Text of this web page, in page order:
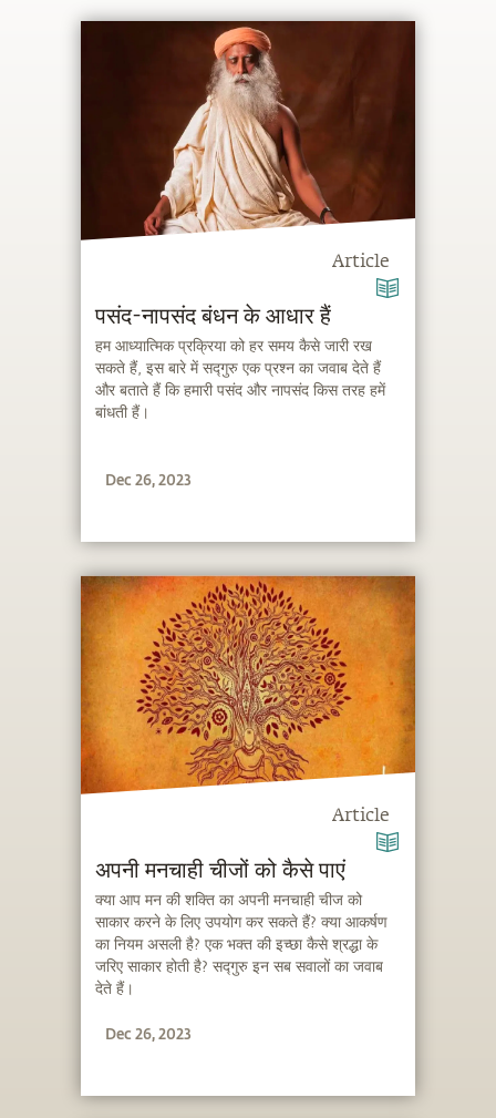
Article
पसंद-नापसंद बंधन के आधार हैं
हम आध्यात्मिक प्रक्रिया को हर समय कैसे जारी रख
सकते हैं, इस बारे में सद्गुरु एक प्रश्न का जवाब देते हैं
और बताते हैं कि हमारी पसंद और नापसंद किस तरह हमें
बांधती हैं।
Dec 26, 2023
Article
अपनी मनचाही चीजों को कैसे पाएं
क्या आप मन की शक्ति का अपनी मनचाही चीज को
साकार करने के लिए उपयोग कर सकते हैं? क्या आकर्षण
का नियम असली है? एक भक्त की इच्छा कैसे श्रद्धा के
जरिए साकार होती है? सद्गुरु इन सब सवालों का जवाब
देते हैं।
Dec 26, 2023